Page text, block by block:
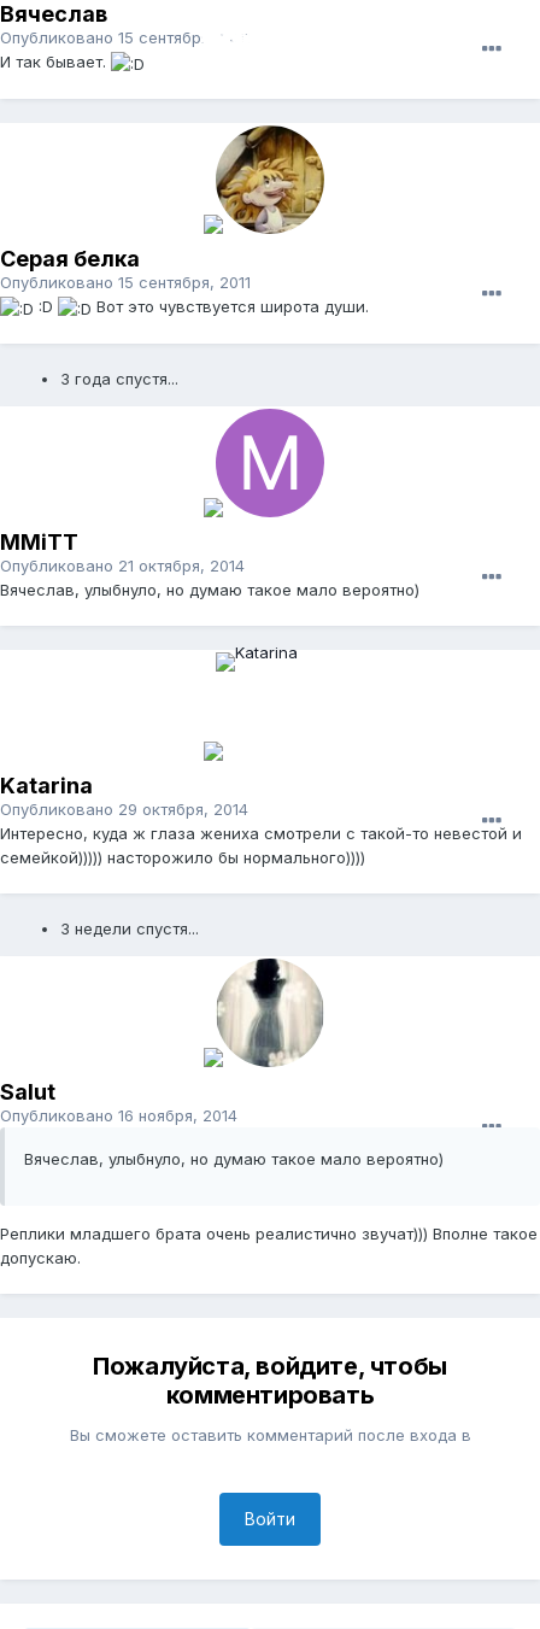
Вячеслав
Опубликовано 15 сентября, 2011
И так бывает.
Серая белка
Опубликовано 15 сентября, 2011
:D
Вот это чувствуется широта души.
3 года спустя...
MMiTT
Опубликовано 21 октября, 2014
Вячеслав, улыбнуло, но думаю такое мало вероятно)
Katarina
Опубликовано 29 октября, 2014
Интересно, куда ж глаза жениха смотрели с такой-то невестой и
семейкой))))) насторожило бы нормального))))
3 недели спустя...
Salut
Опубликовано 16 ноября, 2014
Вячеслав, улыбнуло, но думаю такое мало вероятно)
Реплики младшего брата очень реалистично звучат))) Вполне такое
допускаю.
Пожалуйста, войдите, чтобы
комментировать
Вы сможете оставить комментарий после входа в
Войти